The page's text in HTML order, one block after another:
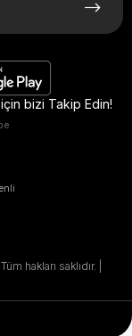
bizi Takip Edin!
hakları saklıdır. |